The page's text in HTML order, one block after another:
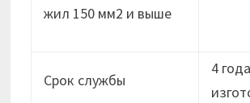
жил 150 мм2 и выше
Срок службы
4